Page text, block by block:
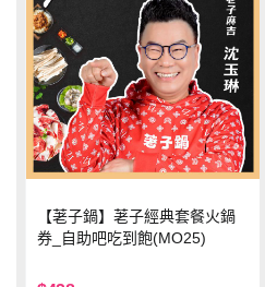
【荖子鍋】荖子經典套餐火鍋
券_自助吧吃到飽(MO25)